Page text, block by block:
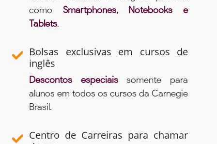
como Smartphones, Notebooks e
Tablets.
Bolsas exclusivas em cursos de
inglês
Descontos especiaissomente para
alunos em todos os cursos da Carnegie
Brasil.
Centro de Carreiras para chamar